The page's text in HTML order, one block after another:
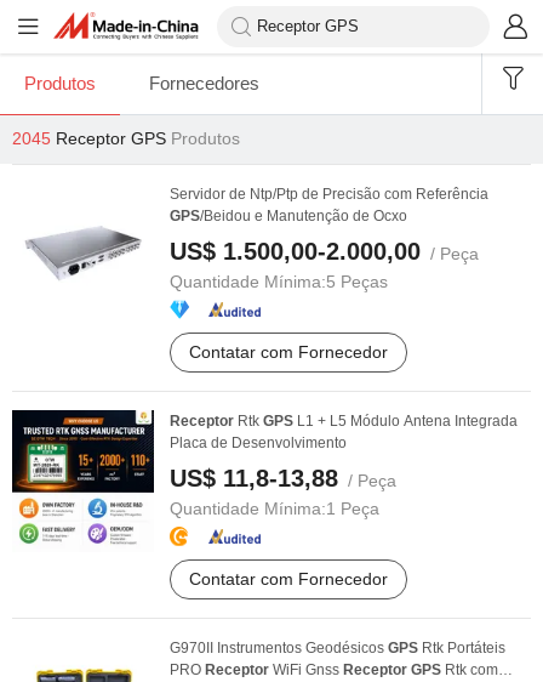
Produtos Fornecedores
2045 Receptor GPS Produtos
Servidor de Ntp/Ptp de Precisão com Referência
GPS/Beidou e Manutenção de Ocxo
US$ 1.500,00-2.000,00 / Peça
Quantidade Mínima:5 Peças
Contatar com Fornecedor
Receptor Rtk GPS L1 + L5 Módulo Antena Integrada
Placa de Desenvolvimento
US$ 11,8-13,88 / Peça
Quantidade Mínima:1 Peça
Contatar com Fornecedor
G970II Instrumentos Geodésicos GPS Rtk Portáteis
PRO Receptor WiFi Gnss Receptor GPS Rtk com